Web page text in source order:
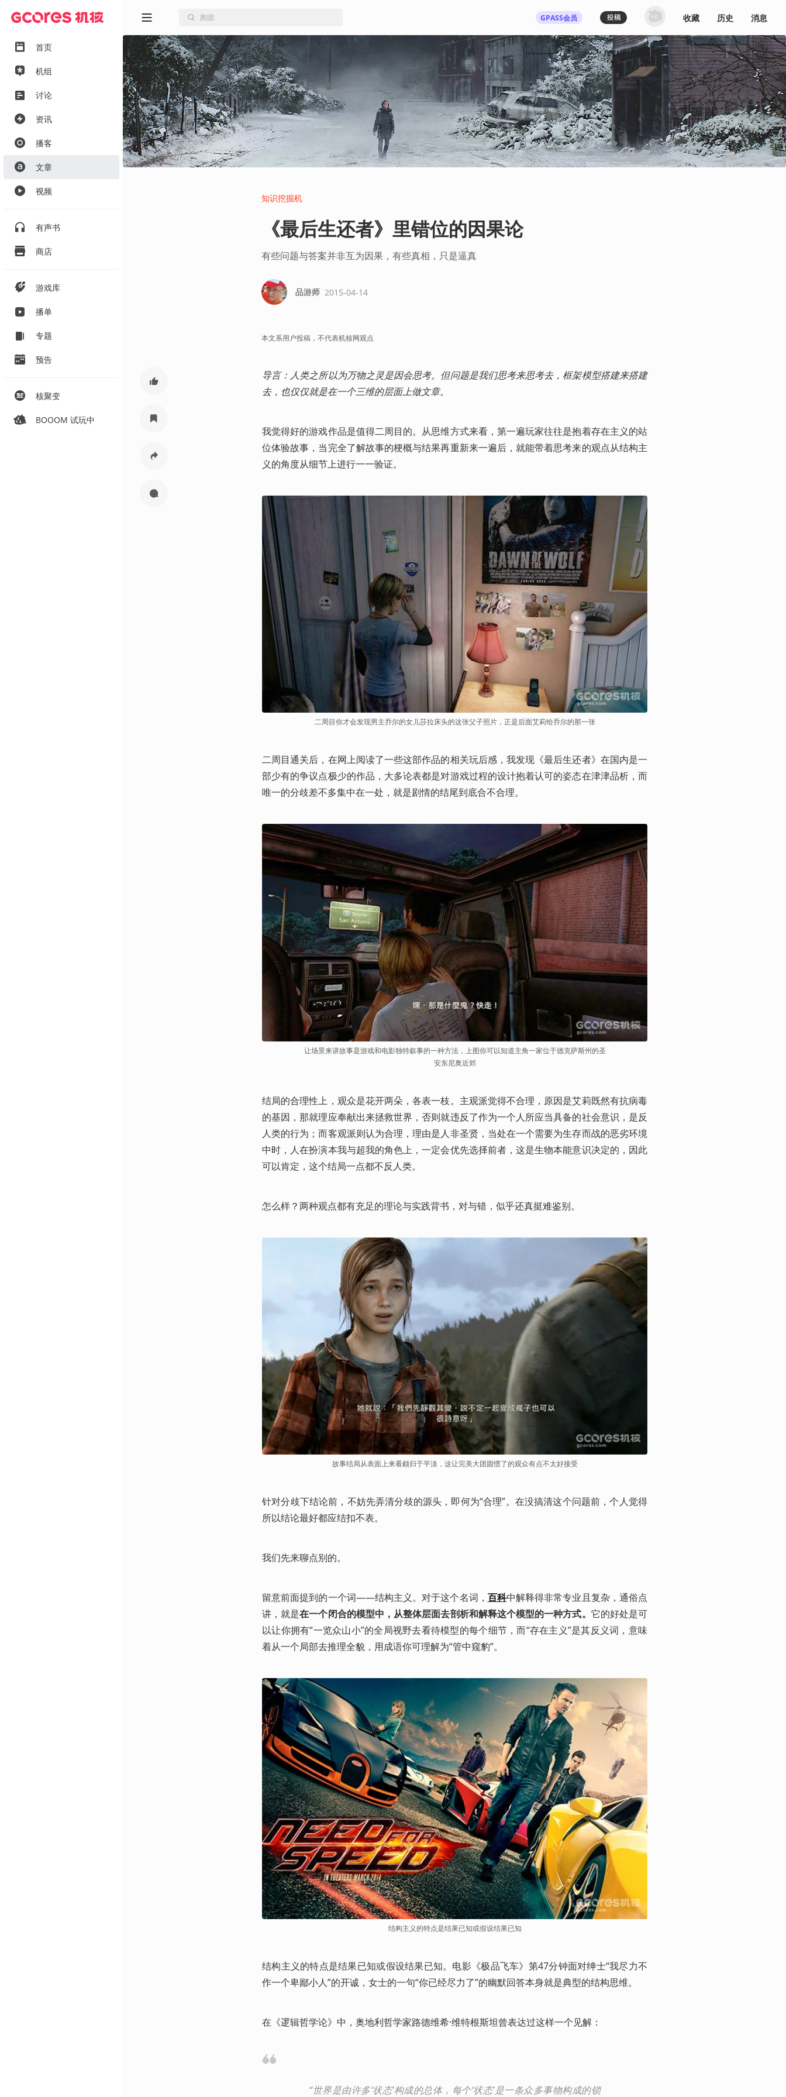
首页
机组
讨论
资讯
播客
文章
视频
有声书
商店
游戏库
播单
专题
预告
核聚变
BOOOM 试玩中
GPASS会员
登录机核你可以：
下载收藏播客节目 多端历史播放同步
发布内容动态/评论 关注喜欢的创作者
登录 / 注册
收藏 历史 消息
知识挖掘机
《最后生还者》里错位的因果论
有些问题与答案并非互为因果，有些真相，只是逼真
品游师 2015-04-14
本文系用户投稿，不代表机核网观点
导言：人类之所以为万物之灵是因会思考。但问题是我们思考来思考去，框架模型搭建来搭建
去，也仅仅就是在一个三维的层面上做文章。
我觉得好的游戏作品是值得二周目的。从思维方式来看，第一遍玩家往往是抱着存在主义的站
位体验故事，当完全了解故事的梗概与结果再重新来一遍后，就能带着思考来的观点从结构主
义的角度从细节上进行一一验证。
二周目你才会发现男主乔尔的女儿莎拉床头的这张父子照片，正是后面艾莉给乔尔的那一张
二周目通关后，在网上阅读了一些这部作品的相关玩后感，我发现《最后生还者》在国内是一
部少有的争议点极少的作品，大多论表都是对游戏过程的设计抱着认可的姿态在津津品析，而
唯一的分歧差不多集中在一处，就是剧情的结尾到底合不合理。
让场景来讲故事是游戏和电影独特叙事的一种方法，上图你可以知道主角一家位于德克萨斯州的圣
安东尼奥近郊
结局的合理性上，观众是花开两朵，各表一枝。主观派觉得不合理，原因是艾莉既然有抗病毒
的基因，那就理应奉献出来拯救世界，否则就违反了作为一个人所应当具备的社会意识，是反
人类的行为；而客观派则认为合理，理由是人非圣贤，当处在一个需要为生存而战的恶劣环境
中时，人在扮演本我与超我的角色上，一定会优先选择前者，这是生物本能意识决定的，因此
可以肯定，这个结局一点都不反人类。
怎么样？两种观点都有充足的理论与实践背书，对与错，似乎还真挺难鉴别。
故事结局从表面上来看颇归于平淡，这让完美大团圆惯了的观众有点不太好接受
针对分歧下结论前，不妨先弄清分歧的源头，即何为“合理”。在没搞清这个问题前，个人觉得
所以结论最好都应结扣不表。
我们先来聊点别的。
留意前面提到的一个词——结构主义。对于这个名词， 百科中解释得非常专业且复杂，通俗点
讲，就是在一个闭合的模型中，从整体层面去剖析和解释这个模型的一种方式。 它的好处是可
以让你拥有“一览众山小”的全局视野去看待模型的每个细节，而“存在主义”是其反义词，意味
着从一个局部去推理全貌，用成语你可理解为“管中窥豹”。
结构主义的特点是结果已知或假设结果已知
结构主义的特点是结果已知或假设结果已知。电影《极品飞车》第47分钟面对绅士“我尽力不
作一个卑鄙小人”的开诚，女士的一句“你已经尽力了”的幽默回答本身就是典型的结构思维。
在《逻辑哲学论》中，奥地利哲学家路德维希·维特根斯坦曾表达过这样一个见解：
“世界是由许多‘状态’构成的总体，每个‘状态’是一条众多事物构成的锁